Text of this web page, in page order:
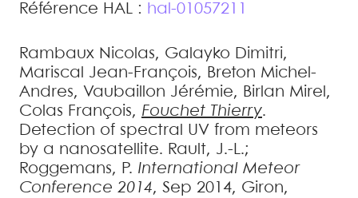
Référence HAL : hal-01057211
Rambaux Nicolas, Galayko Dimitri,
Mariscal
Jean-François, Breton Michel-
Andres, Vaubaillon Jérémie, Birlan Mirel ,
Colas François, Fouchet Thierry.
Detection of spectral UV from meteors
by a nanosatellite. Rault, J.-L.;
Roggemans, P. International Meteor
Conference 2014, Sep 2014, Giron,